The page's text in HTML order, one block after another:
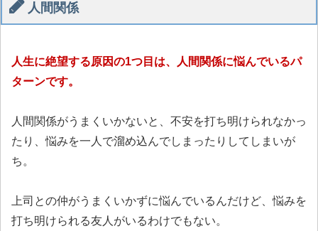
人間関係
人生に絶望する原因の1つ目は、人間関係に悩んでいるパ
ターンです。
人間関係がうまくいかないと、不安を打ち明けられなかっ
たり、悩みを一人で溜め込んでしまったりしてしまいが
ち。
上司との仲がうまくいかずに悩んでいるんだけど、悩みを
打ち明けられる友人がいるわけでもない。